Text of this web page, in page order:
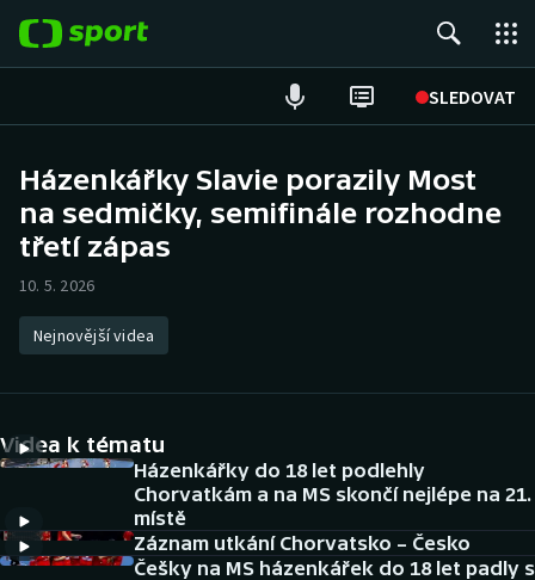
SLEDOVAT
Hokej
Atletika
DALŠÍ SPORTY
Americký fotbal
Baseball a softbal
NEPŘEHLÉDNĚTE
Soutěže
Házenkářky Slavie porazily Most
na sedmičky, semifinále rozhodne
třetí zápas
10. 5. 2026
Nejnovější videa
Videa k tématu
Házenkářky do 18 let podlehly
Chorvatkám a na MS skončí nejlépe na 21.
místě
Záznam utkání Chorvatsko – Česko
Češky na MS házenkářek do 18 let padly s